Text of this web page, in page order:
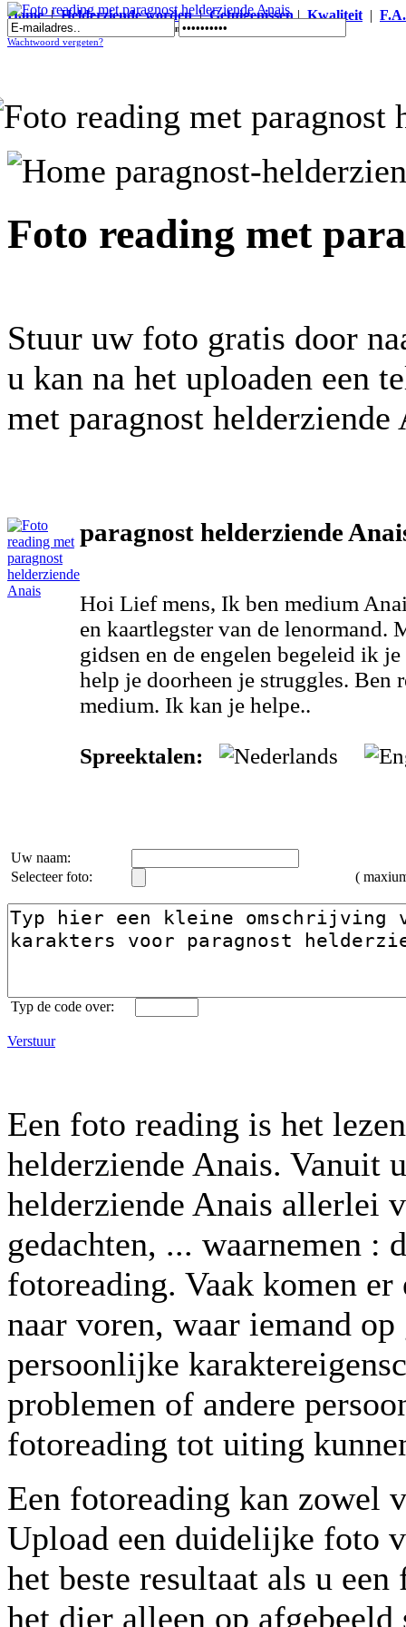
Home|Helderziende worden|Getuigenissen|Kwaliteit |
Foto reading met paragnost helderziende Anais
Wachtwoord vergeten?
Foto reading met
Stuur uw foto gratis door
u kan na het uploaden een
met paragnost helderziende
paragnost helderziende
Hoi Lief mens, Ik ben medium
en kaartlegster van de lenormand.
gidsen en de engelen begeleid ik
help je doorheen je struggles. Ben
medium. Ik kan je helpe..
Spreektalen:
Uw naam:
Selecteer foto:
(
Typ de code over:
Verstuur
Een foto reading is het
helderziende Anais. Vanuit
helderziende Anais allerlei
gedachten, ... waarnemen :
fotoreading. Vaak komen er
naar voren, waar iemand
persoonlijke
problemen of andere
fotoreading tot uiting
Een fotoreading kan zowel
Upload een duidelijke foto
het beste resultaat als u
het dier alleen op afgebeeld